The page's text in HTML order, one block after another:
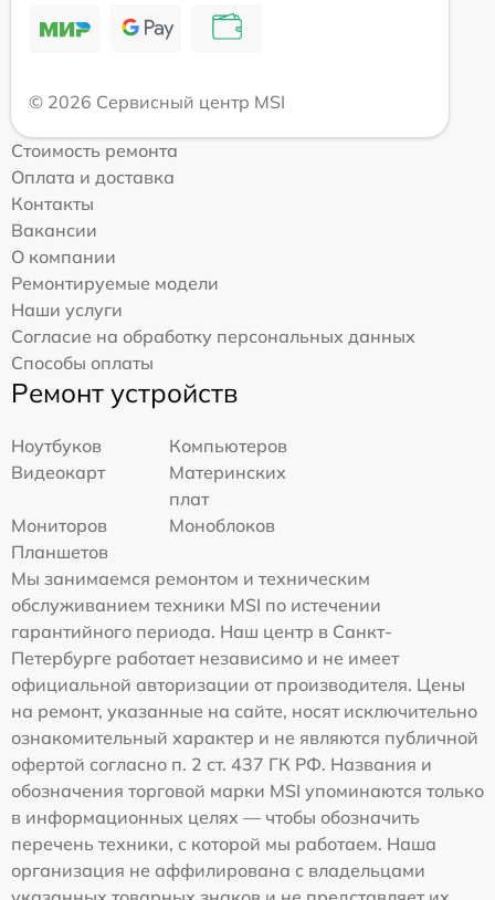
© 2026 Сервисный центр MSI
Стоимость ремонта
Оплата и доставка
Контакты
Вакансии
О компании
Ремонтируемые модели
Наши услуги
Согласие на обработку персональных данных
Способы оплаты
Ремонт устройств
Ноутбуков
Компьютеров
Видеокарт
Материнских
плат
Мониторов
Моноблоков
Планшетов
Мы занимаемся ремонтом и техническим
обслуживанием техники MSI по истечении
гарантийного периода. Наш центр в Санкт-
Петербурге работает независимо и не имеет
официальной авторизации от производителя. Цены
на ремонт, указанные на сайте, носят исключительно
ознакомительный характер и не являются публичной
офертой согласно п. 2 ст. 437 ГК РФ. Названия и
обозначения торговой марки MSI упоминаются только
в информационных целях — чтобы обозначить
перечень техники, с которой мы работаем. Наша
организация не аффилирована с владельцами